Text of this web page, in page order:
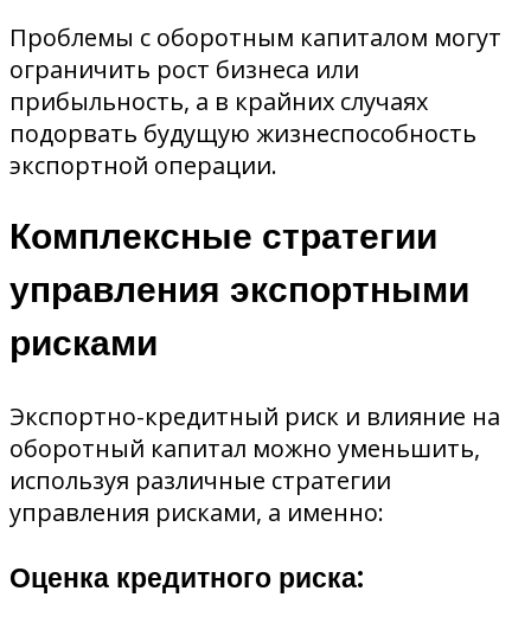
Проблемы с оборотным капиталом могут
ограничить рост бизнеса или
прибыльность, а в крайних случаях
подорвать будущую жизнеспособность
экспортной операции.
Комплексные стратегии
управления экспортными
рисками
Экспортно-кредитный риск и влияние на
оборотный капитал можно уменьшить,
используя различные стратегии
управления рисками, а именно:
Оценка кредитного риска: